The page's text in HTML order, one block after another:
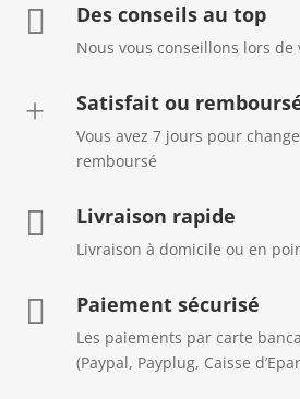
 Des conseils au top
Nous vous conseillons lors de
+ Satisfait ou
Vous avez 7 jours pour
remboursé
 Livraison rapide
Livraison à domicile ou en
 Paiement sécurisé
Les paiements par carte
(Paypal, Payplug, Caisse